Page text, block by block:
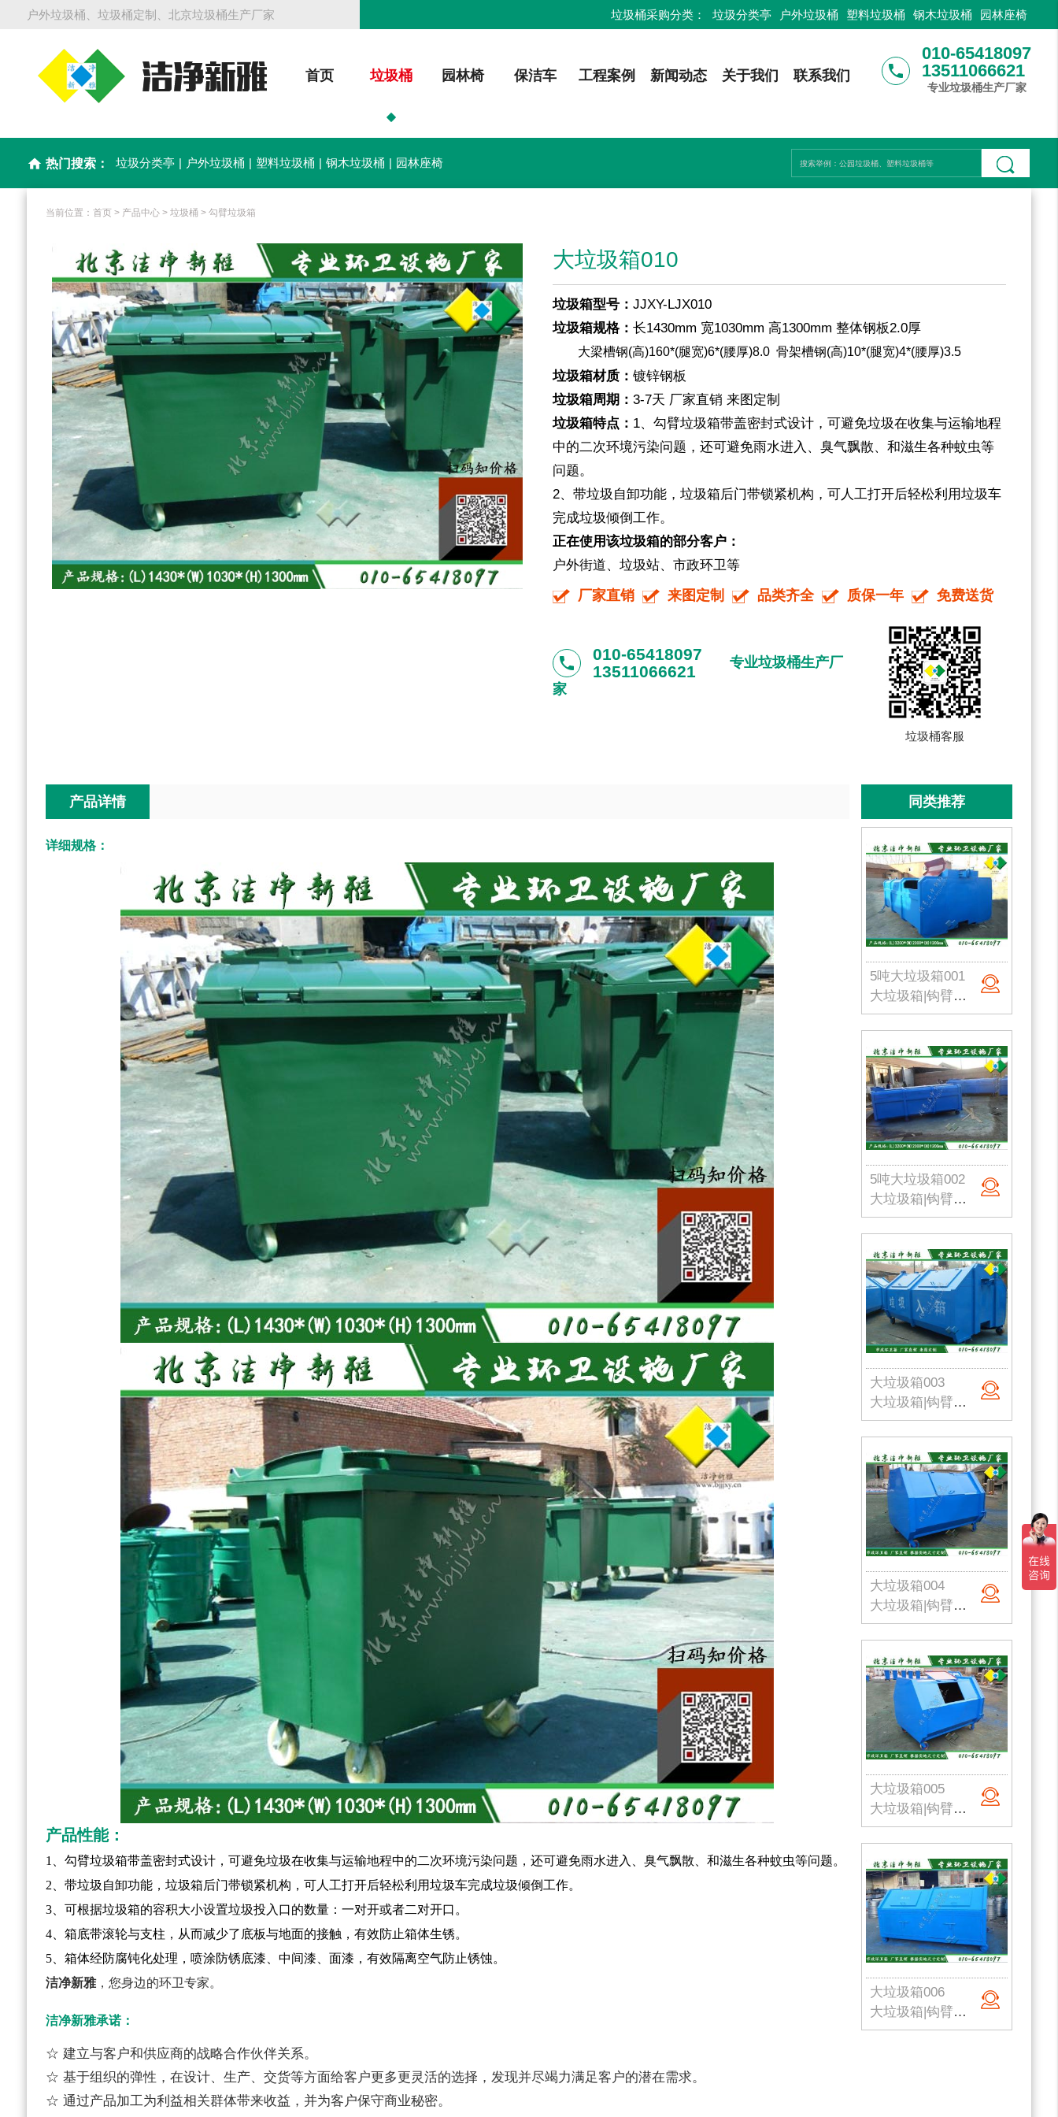
户外垃圾桶、垃圾桶定制、北京垃圾桶生产厂家 垃圾桶采购分类： 垃圾分类亭 户外垃圾桶 塑料垃圾桶 钢木垃圾桶 园林座椅
首页 垃圾桶 园林椅 保洁车 工程案例 新闻动态 关于我们 联系我们 phone
010-65418097
13511066621
专业垃圾桶生产厂家
home 热门搜索： 垃圾分类亭 | 户外垃圾桶 | 塑料垃圾桶 | 钢木垃圾桶 | 园林座椅
当前位置：首页 > 产品中心 >垃圾桶 >勾臂垃圾箱
大垃圾箱010
垃圾箱型号： JJXY-LJX010
垃圾箱规格： 长1430mm 宽1030mm 高1300mm 整体钢板2.0厚
大梁槽钢(高)160*(腿宽)6*(腰厚)8.0 骨架槽钢(高)10*(腿宽)4*(腰厚)3.5
垃圾箱材质： 镀锌钢板
垃圾箱周期： 3-7天 厂家直销 来图定制
垃圾箱特点： 1、勾臂垃圾箱带盖密封式设计，可避免垃圾在收集与运输地程
中的二次环境污染问题，还可避免雨水进入、臭气飘散、和滋生各种蚊虫等
问题。
2、带垃圾自卸功能，垃圾箱后门带锁紧机构，可人工打开后轻松利用垃圾车
完成垃圾倾倒工作。
正在使用该垃圾箱的部分客户：
户外街道、垃圾站、市政环卫等
厂家直销 来图定制 品类齐全 质保一年 免费送货
phone
010-65418097
13511066621
专业垃圾桶生产厂
家
垃圾桶客服
产品详情
详细规格：
产品性能：
1
、勾臂垃圾箱带盖密封式设计，可避免垃圾在收集与运输地程中的二次环境污染问题，还可避免雨水进入、臭气飘散、和滋生各种蚊虫等问题。
2 、带垃圾自卸功能，垃圾箱后门带锁紧机构，可人工打开后轻松利用垃圾车完成垃圾倾倒工作。
3 、可根据垃圾箱的容积大小设置垃圾投入口的数量：一对开或者二对开口。
4 、箱底带滚轮与支柱，从而减少了底板与地面的接触，有效防止箱体生锈。
5 、箱体经防腐钝化处理，喷涂防锈底漆、中间漆、面漆，有效隔离空气防止锈蚀。
洁净新雅，您身边的环卫专家。
洁净新雅承诺：
☆ 建立与客户和供应商的战略合作伙伴关系。
☆ 基于组织的弹性，在设计、生产、交货等方面给客户更多更灵活的选择，发现并尽竭力满足客户的潜在需求。
☆ 通过产品加工为利益相关群体带来收益，并为客户保守商业秘密。
同类推荐
5吨大垃圾箱001
大垃圾箱|钩臂式垃圾箱|市政环卫垃圾箱|挂车垃圾箱|农村垃圾箱|北京垃圾桶厂家
5吨大垃圾箱002
大垃圾箱|钩臂式垃圾箱|市政环卫垃圾箱|挂车垃圾箱|农村垃圾箱|北京垃圾桶厂家
大垃圾箱003
大垃圾箱|钩臂式垃圾箱|市政环卫垃圾箱|挂车垃圾箱|农村垃圾箱|北京垃圾桶厂家
大垃圾箱004
大垃圾箱|钩臂式垃圾箱|市政环卫垃圾箱|挂车垃圾箱|农村垃圾箱|北京垃圾桶厂家
大垃圾箱005
大垃圾箱|钩臂式垃圾箱|市政环卫垃圾箱|挂车垃圾箱|农村垃圾箱|北京垃圾桶厂家
大垃圾箱006
大垃圾箱|钩臂式垃圾箱|市政环卫垃圾箱|挂车垃圾箱|农村垃圾箱|北京垃圾桶厂家